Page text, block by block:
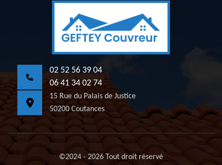
02 52 56 39 04
06 41 34 02 74
15 Rue du Palais de Justice
50200 Coutances
©2024 - 2026 Tout droit réservé